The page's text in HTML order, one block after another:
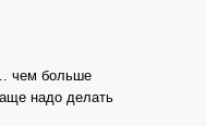
чем больше
надо делать